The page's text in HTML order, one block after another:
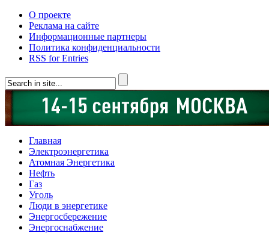
О проекте
Реклама на сайте
Информационные партнеры
Политика конфиденциальности
RSS for Entries
Главная
Электроэнергетика
Атомная Энергетика
Нефть
Газ
Уголь
Люди в энергетике
Энергосбережение
Энергоснабжение